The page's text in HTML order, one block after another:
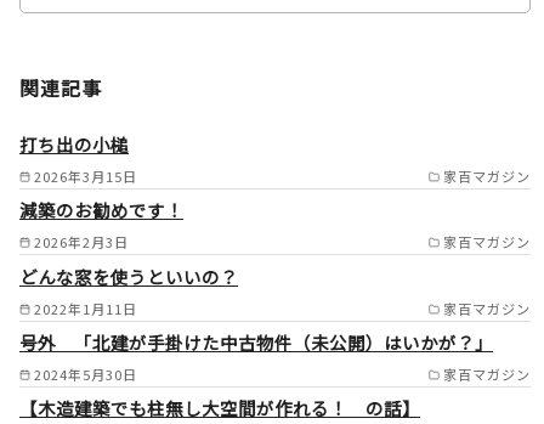
東市/四条畷市/門真市/守口市/
寝屋川市 /
関連記事
2026年3月15日 家百マガジン
打ち出の小槌
2026年2月3日 家百マガジン
減築のお勧めです！
2022年1月11日 家百マガジン
どんな窓を使うといいの？
2024年5月30日 家百マガジン
号外 「北建が手掛けた中古物件（未公開）はいかが？」
【木造建築でも柱無し大空間が作れる！ の話】